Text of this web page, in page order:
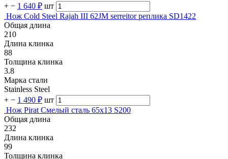
+ − 1 640 ₽ шт
Нож Cold Steel Rajah III 62JM serreitor реплика SD1422
Общая длина
210
Длина клинка
88
Толщина клинка
3.8
Марка стали
Stainless Steel
+ − 1 490 ₽ шт
Нож Pirat Смелый сталь 65х13 S200
Общая длина
232
Длина клинка
99
Толщина клинка